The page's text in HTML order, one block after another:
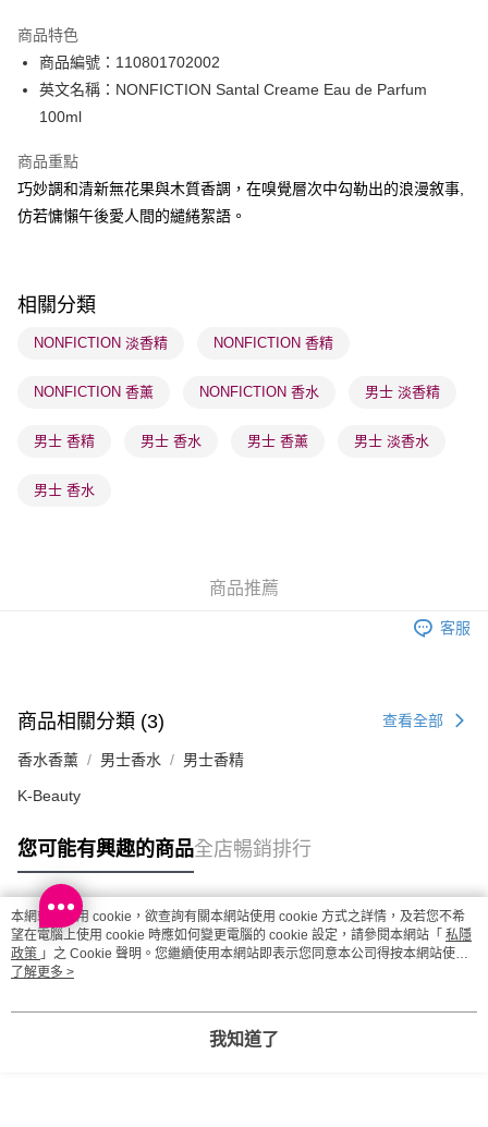
PayMe
WeChat Pay
送貨方式
順豐自助櫃 - 確認發貨後1-3個工作天送達
順豐站及營業點 - 確認發貨後1-3個工作天送達
物流公司進行物流配送
取。逾期會取消訂單，並不會安排重寄
取。逾期會取消訂單，並不會安排重寄
商品特色
商品編號：110801702002
英文名稱：NONFICTION Santal Creame Eau de Parfum
100ml
商品重點
巧妙調和清新無花果與木質香調，在嗅覺層次中勾勒出的浪漫敘事,
仿若慵懶午後愛人間的繾綣絮語。
相關分類
NONFICTION 淡香精 NONFICTION 香精
NONFICTION 香薰 NONFICTION 香水 男士 淡香精
男士 香精 男士 香水 男士 香薰 男士 淡香水
男士 香水
商品推薦
客服
商品相關分類 (3) 查看全部
香水香薰 男士香水 男士香精
K-Beauty
您可能有興趣的商品全店暢銷排行
熱門標籤
熱銷排行
本網站中使用 cookie，欲查詢有關本網站使用 cookie 方式之詳情，及若您不希
望在電腦上使用 cookie 時應如何變更電腦的 cookie 設定，請參閱本網站「 私隱
政策 」之 Cookie 聲明。您繼續使用本網站即表示您同意本公司得按本網站使用
條款之 Cookie 聲明使用 cookie。
了解更多 >
我知道了